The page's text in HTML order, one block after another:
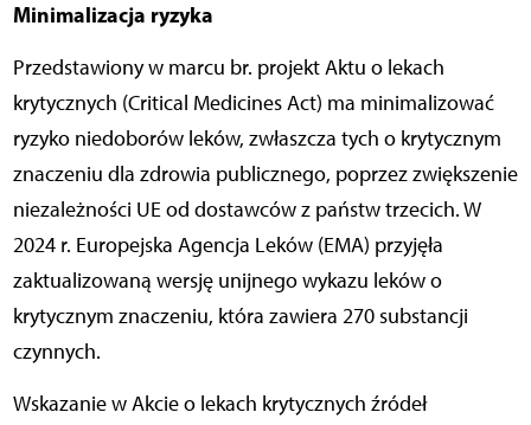
Minimalizacja ryzyka
Przedstawiony w marcu br. projekt Aktu o lekach
krytycznych (Critical Medicines Act) ma minimalizować
ryzyko niedoborów leków, zwłaszcza tych o krytycznym
znaczeniu dla zdrowia publicznego, poprzez zwiększenie
niezależności UE od dostawców z państw trzecich. W
2024 r. Europejska Agencja Leków (EMA) przyjęła
zaktualizowaną wersję unijnego wykazu leków o
krytycznym znaczeniu, która zawiera 270 substancji
czynnych.
Wskazanie w Akcie o lekach krytycznych źródeł